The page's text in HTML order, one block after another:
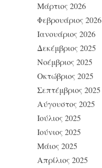
Μάρτιος 2026
Φεβρουάριος 2026
Ιανουάριος 2026
Δεκέμβριος 2025
Νοέμβριος 2025
Οκτώβριος 2025
Σεπτέμβριος 2025
Αύγουστος 2025
Ιούλιος 2025
Ιούνιος 2025
Μάιος 2025
Απρίλιος 2025